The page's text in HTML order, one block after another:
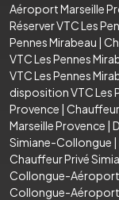
Aéroport Marseille
Réserver VTC Les
Pennes Mirabeau |
VTC Les Pennes
VTC Les Pennes
disposition VTC Les
Provence |
Marseille Provence |
Simiane-Collongue |
Chauffeur Privé
Collongue-Aéroport
Collongue-Aéroport